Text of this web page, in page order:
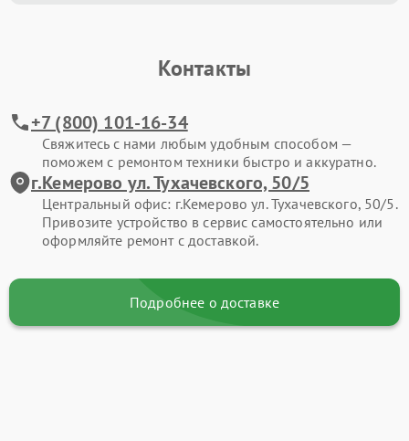
Контакты
+7 (800) 101-16-34
Свяжитесь с нами любым удобным способом —
поможем с ремонтом техники быстро и аккуратно.
г.Кемерово ул. Тухачевского, 50/5
Центральный офис: г.Кемерово ул. Тухачевского, 50/5.
Привозите устройство в сервис самостоятельно или
оформляйте ремонт с доставкой.
Подробнее о доставке